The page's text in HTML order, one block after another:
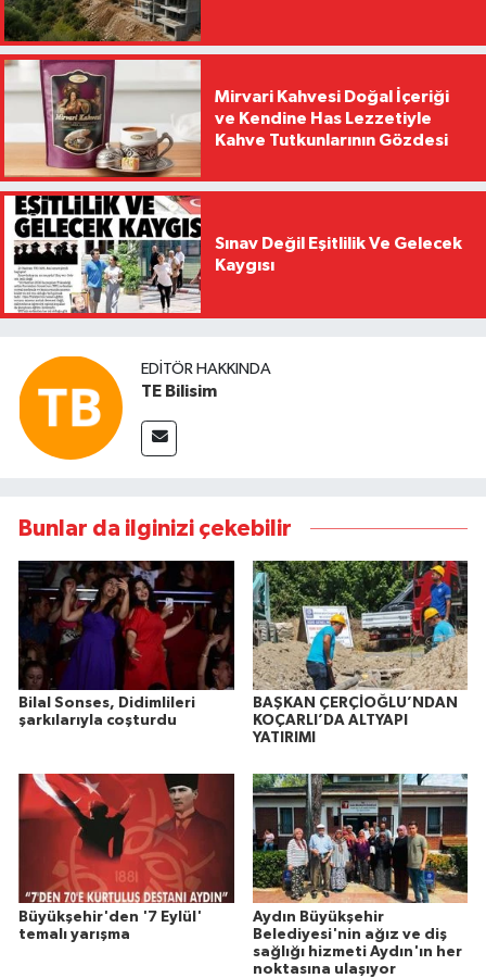
Mirvari Kahvesi Doğal İçeriği
ve Kendine Has Lezzetiyle
Kahve Tutkunlarının Gözdesi
Sınav Değil Eşitlilik Ve Gelecek
Kaygısı
EDITÖR HAKKINDA
TE Bilisim
Bunlar da ilginizi çekebilir
Bilal Sonses, Didimlileri
şarkılarıyla coşturdu
BAŞKAN ÇERÇİOĞLU’NDAN
KOÇARLI’DA ALTYAPI
YATIRIMI
Büyükşehir'den '7 Eylül'
temalı yarışma
Aydın Büyükşehir
Belediyesi'nin ağız ve diş
sağlığı hizmeti Aydın'ın her
noktasına ulaşıyor